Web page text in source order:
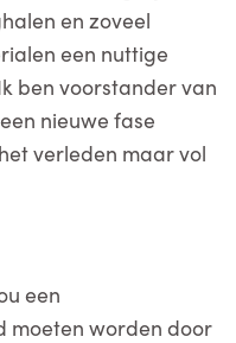
en zoveel
een nuttige
ben voorstander van
nieuwe fase
verleden maar vol
een
worden door